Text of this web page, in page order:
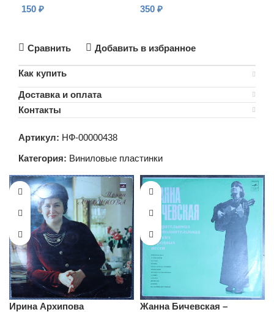
собора
150 ₽
собора
350 ₽
Сравнить Добавить в избранное
Как купить
Доставка и оплата
Контакты
Артикул: НФ-00000438
Категория: Виниловые пластинки
Ирина Архипова
Жанна Бичевская –